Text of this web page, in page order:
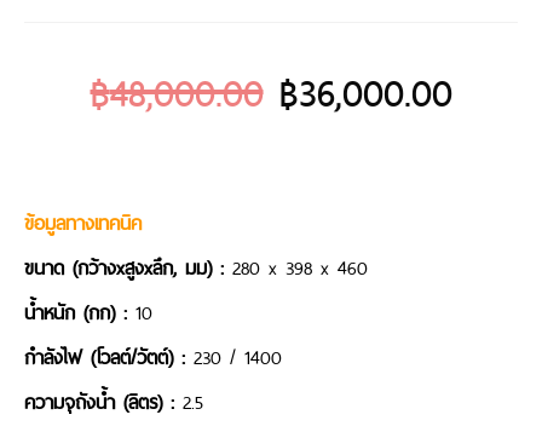
฿48,000.00 ฿36,000.00
ข้อมูลทางเทคนิค
ขนาด (กว้างxสูงxลึก, มม) : 280 x 398 x 460
น้ำหนัก (กก) : 10
กำลังไฟ (โวลต์/วัตต์) : 230 / 1400
ความจุถังน้ำ (ลิตร) : 2.5